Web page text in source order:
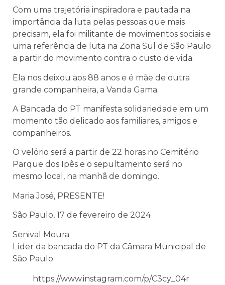
Com uma trajetória inspiradora e pautada na
importância da luta pelas pessoas que mais
precisam, ela foi militante de movimentos sociais e
uma referência de luta na Zona Sul de São Paulo
a partir do movimento contra o custo de vida.
Ela nos deixou aos 88 anos e é mãe de outra
grande companheira, a Vanda Gama.
A Bancada do PT manifesta solidariedade em um
momento tão delicado aos familiares, amigos e
companheiros.
O velório será a partir de 22 horas no Cemitério
Parque dos Ipês e o sepultamento será no
mesmo local, na manhã de domingo.
Maria José, PRESENTE!
São Paulo, 17 de fevereiro de 2024
Senival Moura
Líder da bancada do PT da Câmara Municipal de
São Paulo
https://www.instagram.com/p/C3cy_04r